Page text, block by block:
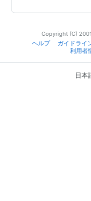
Copyright (C)
ヘルプ
ガイドライ
利用者
日本